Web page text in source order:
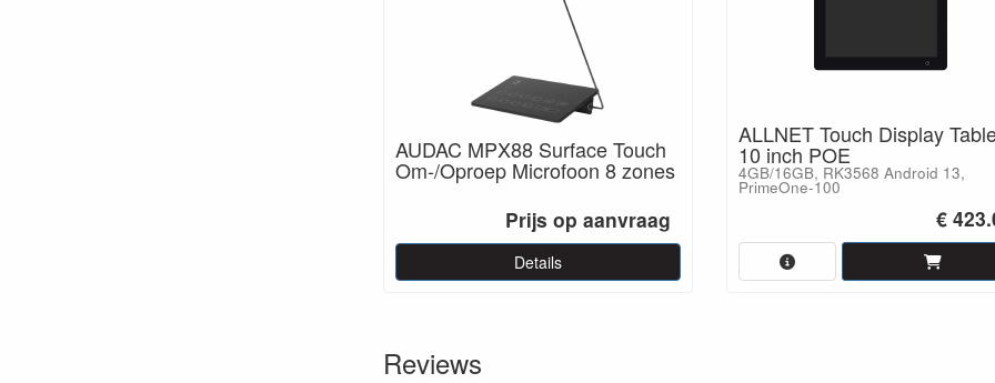
AUDAC MPX88 Surface Touch
Om-/Oproep Microfoon 8 zones
Prijs op aanvraag
Details
ALLNET Touch Display
10 inch POE
4GB/16GB, RK3568 Android 13,
PrimeOne-100
€
Reviews